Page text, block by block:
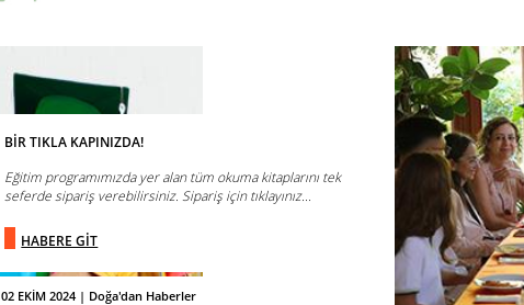
02 EKİM 2024 | Doğa'dan Haberler
BİR TIKLA KAPINIZDA!
Eğitim programımızda yer alan tüm okuma kitaplarını tek
seferde sipariş verebilirsiniz. Sipariş için tıklayınız...
HABERE GİT